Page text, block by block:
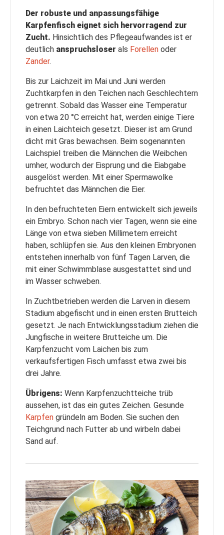
Der robuste und anpassungsfähige
Karpfenfisch eignet sich hervorragend zur
Zucht. Hinsichtlich des Pflegeaufwandes ist er
deutlich anspruchsloser als Forellen oder
Zander.
Bis zur Laichzeit im Mai und Juni werden
Zuchtkarpfen in den Teichen nach Geschlechtern
getrennt. Sobald das Wasser eine Temperatur
von etwa 20 °C erreicht hat, werden einige Tiere
in einen Laichteich gesetzt. Dieser ist am Grund
dicht mit Gras bewachsen. Beim sogenannten
Laichspiel treiben die Männchen die Weibchen
umher, wodurch der Eisprung und die Eiabgabe
ausgelöst werden. Mit einer Spermawolke
befruchtet das Männchen die Eier.
In den befruchteten Eiern entwickelt sich jeweils
ein Embryo. Schon nach vier Tagen, wenn sie eine
Länge von etwa sieben Millimetern erreicht
haben, schlüpfen sie. Aus den kleinen Embryonen
entstehen innerhalb von fünf Tagen Larven, die
mit einer Schwimmblase ausgestattet sind und
im Wasser schweben.
In Zuchtbetrieben werden die Larven in diesem
Stadium abgefischt und in einen ersten Brutteich
gesetzt. Je nach Entwicklungsstadium ziehen die
Jungfische in weitere Brutteiche um. Die
Karpfenzucht vom Laichen bis zum
verkaufsfertigen Fisch umfasst etwa zwei bis
drei Jahre.
Übrigens: Wenn Karpfenzuchtteiche trüb
aussehen, ist das ein gutes Zeichen. Gesunde
Karpfen gründeln am Boden. Sie suchen den
Teichgrund nach Futter ab und wirbeln dabei
Sand auf.